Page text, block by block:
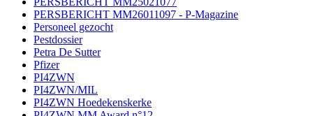
PERSBERICHT MM26011097 - P-Magazine
Personeel gezocht
Pestdossier
Petra De Sutter
Pfizer
PI4ZWN
PI4ZWN/MIL
PI4ZWN Hoedekenskerke